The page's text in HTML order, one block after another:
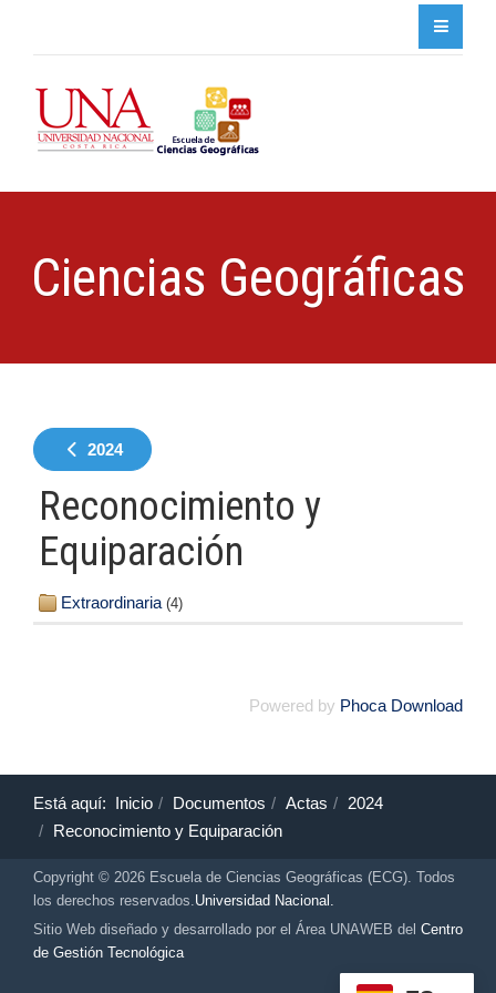
Ciencias Geográficas
2024
Reconocimiento y
Equiparación
Extraordinaria (4)
Powered by Phoca Download
Está aquí: Inicio Documentos Actas
2024
Reconocimiento y Equiparación
Copyright © 2026 Escuela de Ciencias Geográficas (ECG). Todos
los derechos reservados.Universidad Nacional.
Sitio Web diseñado y desarrollado por el Área UNAWEB del Centro
de Gestión Tecnológica